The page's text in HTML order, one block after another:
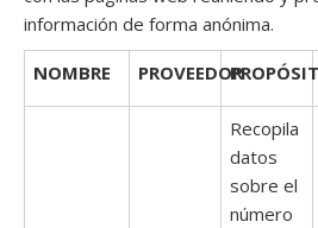
información de forma anónima.
NOMBRE PROVEEDOR
Recopila
datos
sobre el
número